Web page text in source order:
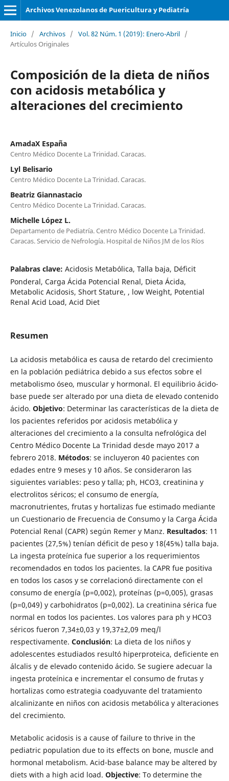
Archivos Venezolanos de Puericultura y Pediatría
Inicio / Archivos / Vol. 82 Núm. 1 (2019): Enero-Abril /
Artículos Originales
Composición de la dieta de niños
con acidosis metabólica y
alteraciones del crecimiento
AmadaX España
Centro Médico Docente La Trinidad. Caracas.
Lyl Belisario
Centro Médico Docente La Trinidad. Caracas.
Beatriz Giannastacio
Centro Médico Docente La Trinidad. Caracas.
Michelle López L.
Departamento de Pediatría. Centro Médico Docente La Trinidad.
Caracas. Servicio de Nefrología. Hospital de Niños JM de los Ríos
Palabras clave: Acidosis Metabólica, Talla baja, Déficit
Ponderal, Carga Ácida Potencial Renal, Dieta Ácida,
Metabolic Acidosis, Short Stature, , low Weight, Potential
Renal Acid Load, Acid Diet
Resumen
La acidosis metabólica es causa de retardo del crecimiento
en la población pediátrica debido a sus efectos sobre el
metabolismo óseo, muscular y hormonal. El equilibrio ácido-
base puede ser alterado por una dieta de elevado contenido
ácido. Objetivo: Determinar las características de la dieta de
los pacientes referidos por acidosis metabólica y
alteraciones del crecimiento a la consulta nefrológica del
Centro Médico Docente La Trinidad desde mayo 2017 a
febrero 2018. Métodos: se incluyeron 40 pacientes con
edades entre 9 meses y 10 años. Se consideraron las
siguientes variables: peso y talla; ph, HCO3, creatinina y
electrolitos séricos; el consumo de energía,
macronutrientes, frutas y hortalizas fue estimado mediante
un Cuestionario de Frecuencia de Consumo y la Carga Ácida
Potencial Renal (CAPR) según Remer y Manz. Resultados: 11
pacientes (27,5%) tenían déficit de peso y 18(45%) talla baja.
La ingesta proteínica fue superior a los requerimientos
recomendados en todos los pacientes. la CAPR fue positiva
en todos los casos y se correlacionó directamente con el
consumo de energía (p=0,002), proteínas (p=0,005), grasas
(p=0,049) y carbohidratos (p=0,002). La creatinina sérica fue
normal en todos los pacientes. Los valores para ph y HCO3
séricos fueron 7,34±0,03 y 19,37±2,09 meq/l
respectivamente. Conclusión: La dieta de los niños y
adolescentes estudiados resultó hiperproteica, deficiente en
álcalis y de elevado contenido ácido. Se sugiere adecuar la
ingesta proteínica e incrementar el consumo de frutas y
hortalizas como estrategia coadyuvante del tratamiento
alcalinizante en niños con acidosis metabólica y alteraciones
del crecimiento.
Metabolic acidosis is a cause of failure to thrive in the
pediatric population due to its effects on bone, muscle and
hormonal metabolism. Acid-base balance may be altered by
diets with a high acid load. Objective: To determine the